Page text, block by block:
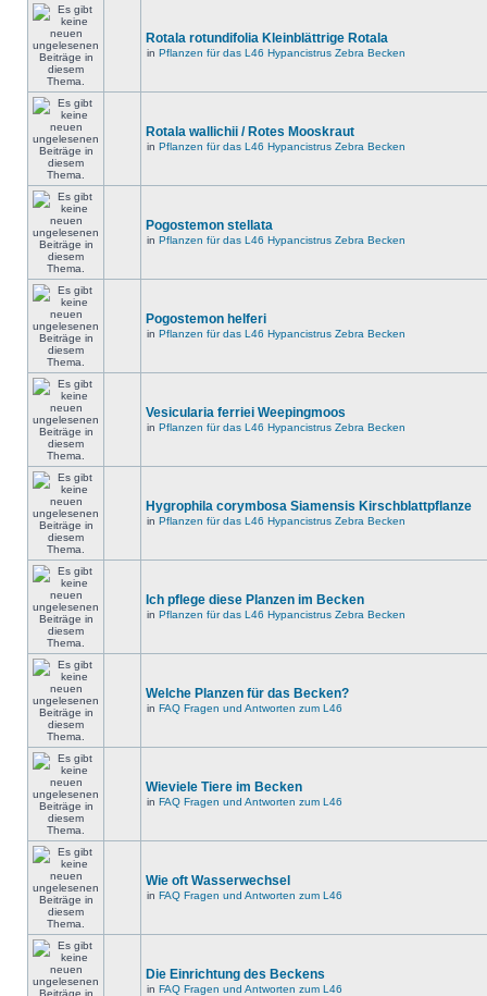
Rotala rotundifolia Kleinblättrige Rotala
in Pflanzen für das L46 Hypancistrus Zebra Becken
Rotala wallichii / Rotes Mooskraut
in Pflanzen für das L46 Hypancistrus Zebra Becken
Pogostemon stellata
in Pflanzen für das L46 Hypancistrus Zebra Becken
Pogostemon helferi
in Pflanzen für das L46 Hypancistrus Zebra Becken
Vesicularia ferriei Weepingmoos
in Pflanzen für das L46 Hypancistrus Zebra Becken
Hygrophila corymbosa Siamensis Kirschblattpflanze
in Pflanzen für das L46 Hypancistrus Zebra Becken
Ich pflege diese Planzen im Becken
in Pflanzen für das L46 Hypancistrus Zebra Becken
Welche Planzen für das Becken?
in FAQ Fragen und Antworten zum L46
Wieviele Tiere im Becken
in FAQ Fragen und Antworten zum L46
Wie oft Wasserwechsel
in FAQ Fragen und Antworten zum L46
Die Einrichtung des Beckens
in FAQ Fragen und Antworten zum L46